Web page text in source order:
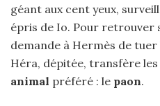
géant aux cent yeux,
épris de Io. Pour retrouver
demande à Hermès de tuer
Héra, dépitée, transfère les
animal préféré : le paon.